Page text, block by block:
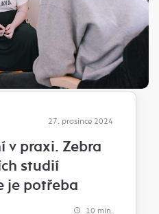
27. prosince 2024
v praxi. Zebra
studií
je potřeba
10 min.